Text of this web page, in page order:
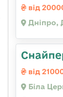
від
Дніпро,
від
Біла